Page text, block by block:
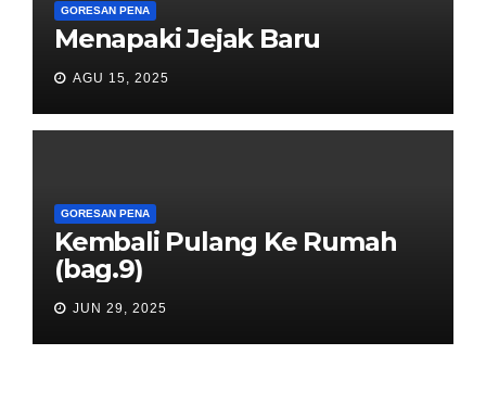
GORESAN PENA
Menapaki Jejak Baru
AGU 15, 2025
GORESAN PENA
Kembali Pulang Ke Rumah
(bag.9)
JUN 29, 2025